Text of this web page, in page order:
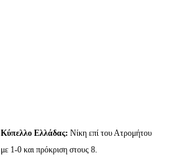
Κύπελλο Ελλάδας: Νίκη επί του Ατρομήτου
με 1-0 και πρόκριση στους 8.